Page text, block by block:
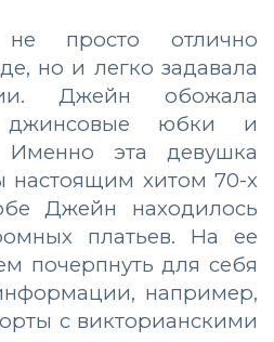
просто отлично
но и легко задавала
Джейн обожала
джинсовые юбки и
Именно эта девушка
настоящим хитом 70-х
Джейн находилось
платьев. На ее
почерпнуть для себя
например,
с викторианскими